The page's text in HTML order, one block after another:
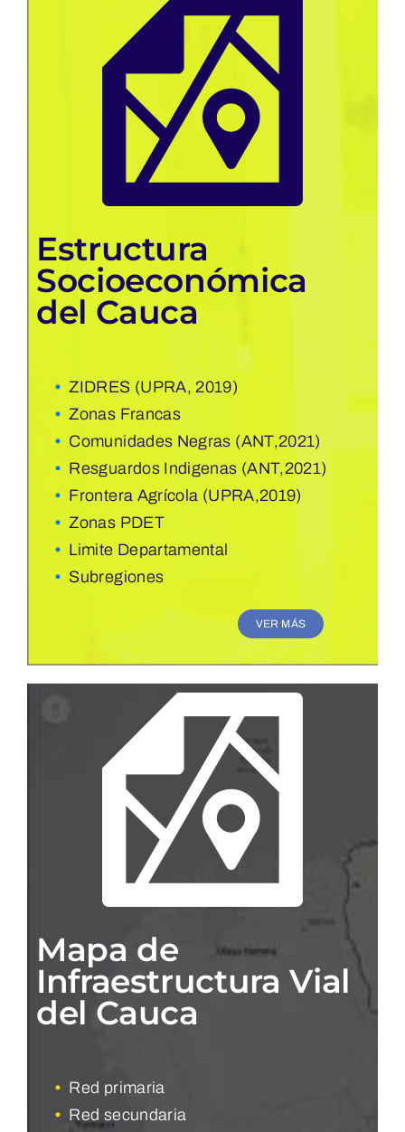
Estructura
Socioeconómica
del Cauca
• ZIDRES (UPRA, 2019)
• Zonas Francas
• Comunidades Negras (ANT,2021)
• Resguardos Indigenas (ANT,2021)
• Frontera Agrícola (UPRA,2019)
• Zonas PDET
• Limite Departamental
• Subregiones
VER MÁS
Mapa de
Infraestructura Vial
del Cauca
• Red primaria
• Red secundaria